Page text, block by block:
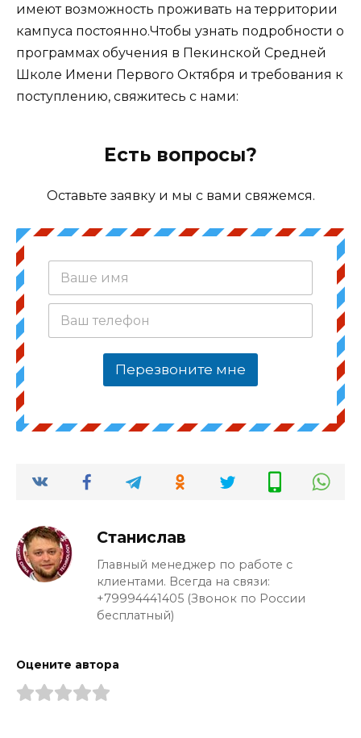
имеют возможность проживать на территории
кампуса постоянно.Чтобы узнать подробности о
программах обучения в Пекинской Средней
Школе Имени Первого Октября и требования к
поступлению, свяжитесь с нами:
Есть вопросы?
Оставьте заявку и мы с вами свяжемся.
В
ш
В
ш
о
Перезвоните мне
Станислав
Главный менеджер по работе с
клиентами. Всегда на связи:
+79994441405 (Звонок по России
бесплатный)
Оцените автора